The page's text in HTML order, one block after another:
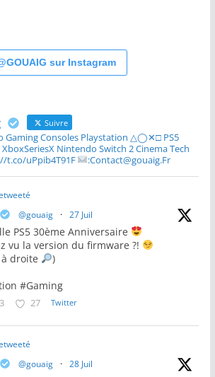
sur Instagram
Suivre
Gaming Consoles Playstation △◯✕□ PS5
XboxSeriesX Nintendo Switch 2 Cinema Tech
t.co/uPpib4T91F
:Contact@gouaig.Fr
@gouaig · 27 Juil
PS5 30ème Anniversaire
vu la version du firmware ?!
droite
)
#Gaming
3 27 Twitter
@gouaig · 28 Juil